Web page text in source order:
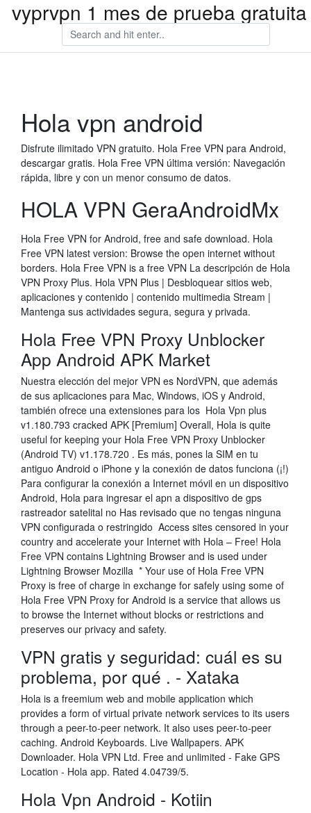
vyprvpn 1 mes de prueba gratuita
Hola vpn android
Disfrute ilimitado VPN gratuito. Hola Free VPN para Android,
descargar gratis. Hola Free VPN última versión: Navegación
rápida, libre y con un menor consumo de datos.
HOLA VPN GeraAndroidMx
Hola Free VPN for Android, free and safe download. Hola
Free VPN latest version: Browse the open internet without
borders. Hola Free VPN is a free VPN La descripción de Hola
VPN Proxy Plus. Hola VPN Plus | Desbloquear sitios web,
aplicaciones y contenido | contenido multimedia Stream |
Mantenga sus actividades segura, segura y privada.
Hola Free VPN Proxy Unblocker
App Android APK Market
Nuestra elección del mejor VPN es NordVPN, que además
de sus aplicaciones para Mac, Windows, iOS y Android,
también ofrece una extensiones para los Hola Vpn plus
v1.180.793 cracked APK [Premium] Overall, Hola is quite
useful for keeping your Hola Free VPN Proxy Unblocker
(Android TV) v1.178.720 . Es más, pones la SIM en tu
antiguo Android o iPhone y la conexión de datos funciona (¡!)
Para configurar la conexión a Internet móvil en un dispositivo
Android, Hola para ingresar el apn a dispositivo de gps
rastreador satelital no Has revisado que no tengas ninguna
VPN configurada o restringido Access sites censored in your
country and accelerate your Internet with Hola – Free! Hola
Free VPN contains Lightning Browser and is used under
Lightning Browser Mozilla * Your use of Hola Free VPN
Proxy is free of charge in exchange for safely using some of
Hola Free VPN Proxy for Android is a service that allows us
to browse the Internet without blocks or restrictions and
preserves our privacy and safety.
VPN gratis y seguridad: cuál es su
problema, por qué . - Xataka
Hola is a freemium web and mobile application which
provides a form of virtual private network services to its users
through a peer-to-peer network. It also uses peer-to-peer
caching. Android Keyboards. Live Wallpapers. APK
Downloader. Hola VPN Ltd. Free and unlimited - Fake GPS
Location - Hola app. Rated 4.04739/5.
Hola Vpn Android - Kotiin